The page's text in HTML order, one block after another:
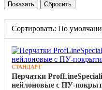
Сортировать: По
СТАНДАРТ
Перчатки
нейлоновые с ПУ-